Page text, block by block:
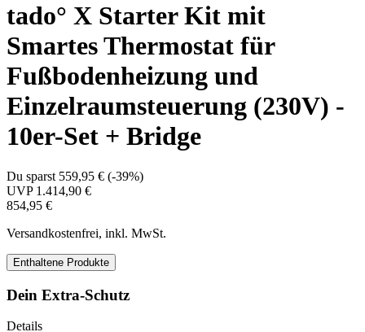
tado° X Starter Kit mit
Smartes Thermostat für
Fußbodenheizung und
Einzelraumsteuerung (230V) -
10er-Set + Bridge
Du sparst 559,95 € (-39%)
UVP 1.414,90 €
854,95 €
Versandkostenfrei, inkl. MwSt.
Enthaltene Produkte
Dein Extra-Schutz
Details